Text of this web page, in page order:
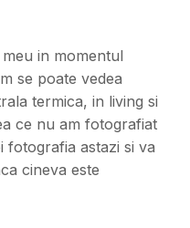
in momentul
se poate vedea
termica, in living si
ce nu am fotografiat
fotografia astazi si va
cineva este